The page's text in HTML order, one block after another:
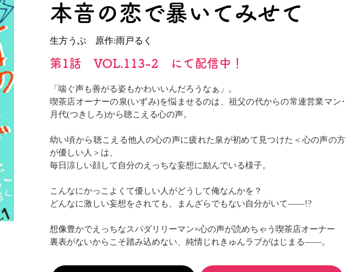
リキューレ コミックパルフェ コミックエッセイ
閉じる
本音の恋で暴いてみせて
生方うぶ 原作:雨戸るく
第1話 VOL.113-2 にて配信中！
「喘ぐ声も善がる姿もかわいいんだろうなぁ」。
喫茶店オーナーの泉(いずみ)を悩ませるのは、祖父の代からの常連営業マン･
月代(つきしろ)から聴こえる心の声。
幼い頃から聴こえる他人の心の声に疲れた泉が初めて見つけた＜心の声の方
が優しい人＞は、
毎日涼しい顔して自分のえっちな妄想に励んでいる様子。
こんなにかっこよくて優しい人がどうして俺なんかを？
どんなに激しい妄想をされても、まんざらでもない自分がいて――!?
想像豊かでえっちなスパダリリーマン×心の声が読めちゃう喫茶店オーナー
裏表がないからこそ踏み込めない、純情じれきゅんラブがはじまる――。